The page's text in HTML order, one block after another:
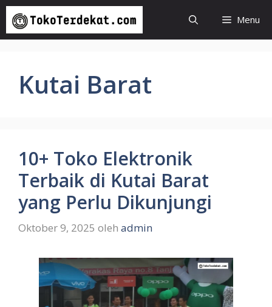
Langsung
isi
Menu
Kutai Barat
10+ Toko Elektronik
Terbaik di Kutai Barat
yang Perlu Dikunjungi
Oktober 9, 2025 oleh admin